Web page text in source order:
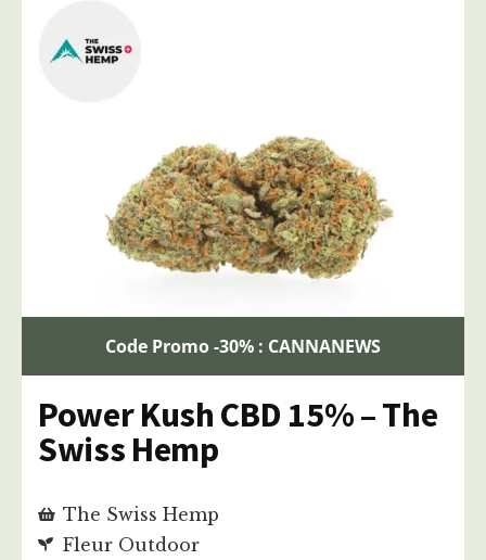
Code Promo -30% : CANNANEWS
Power Kush CBD 15% – The
Swiss Hemp
The Swiss Hemp
Fleur Outdoor